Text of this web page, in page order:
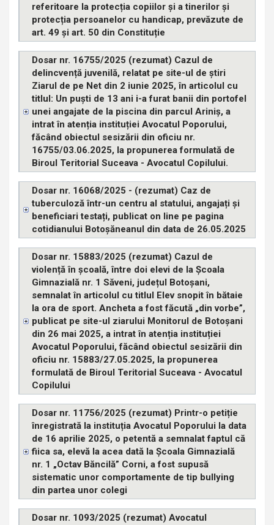
referitoare la protecția copiilor și a tinerilor și
protecția persoanelor cu handicap, prevăzute de
art. 49 și art. 50 din Constituție
Dosar nr. 16755/2025 (rezumat) Cazul de
delincvență juvenilă, relatat pe site-ul de știri
Ziarul de pe Net din 2 iunie 2025, în articolul cu
titlul: Un puști de 13 ani i-a furat banii din portofel
unei angajate de la piscina din parcul Ariniș, a
intrat în atenția instituției Avocatul Poporului,
făcând obiectul sesizării din oficiu nr.
16755/03.06.2025, la propunerea formulată de
Biroul Teritorial Suceava - Avocatul Copilului.
Dosar nr. 16068/2025 - (rezumat) Caz de
tuberculoză într-un centru al statului, angajați și
beneficiari testați, publicat on line pe pagina
cotidianului Botoșăneanul din data de 26.05.2025
Dosar nr. 15883/2025 (rezumat) Cazul de
violență în școală, între doi elevi de la Școala
Gimnazială nr. 1 Săveni, județul Botoșani,
semnalat în articolul cu titlul Elev snopit în bătaie
la ora de sport. Ancheta a fost făcută „din vorbe”,
publicat pe site-ul ziarului Monitorul de Botoșani
din 26 mai 2025, a intrat în atenția instituției
Avocatul Poporului, făcând obiectul sesizării din
oficiu nr. 15883/27.05.2025, la propunerea
formulată de Biroul Teritorial Suceava - Avocatul
Copilului
Dosar nr. 11756/2025 (rezumat) Printr-o petiție
înregistrată la instituția Avocatul Poporului la data
de 16 aprilie 2025, o petentă a semnalat faptul că
fiica sa, elevă la acea dată la Școala Gimnazială
nr. 1 „Octav Băncilă” Corni, a fost supusă
sistematic unor comportamente de tip bullying
din partea unor colegi
Dosar nr. 1093/2025 (rezumat) Avocatul